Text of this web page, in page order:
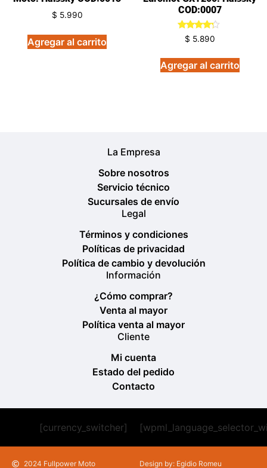
$ 5.990
Agregar al carrito
COD:0007
Valorado
en
de 5
$ 5.890
Agregar al carrito
La Empresa
Sobre nosotros
Servicio técnico
Sucursales de envío
Legal
Términos y condiciones
Políticas de privacidad
Política de cambio y devolución
Información
¿Cómo comprar?
Venta al mayor
Política venta al mayor
Cliente
Mi cuenta
Estado del pedido
Contacto
[currency_switcher]
2024 Fullpower Moto Design by: Egidio Romeu